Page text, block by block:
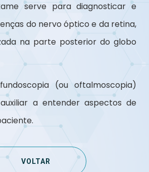
serve para diagnosticar e
do nervo óptico e da retina,
na parte posterior do globo
(ou oftalmoscopia)
a entender aspectos de
VOLTAR